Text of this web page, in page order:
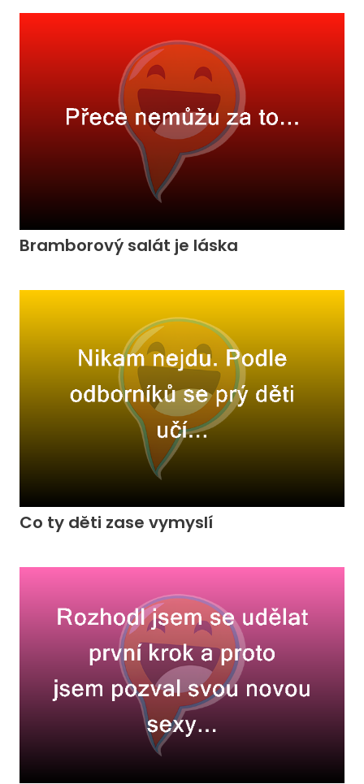
Bramborový salát je láska
Co ty děti zase vymyslí